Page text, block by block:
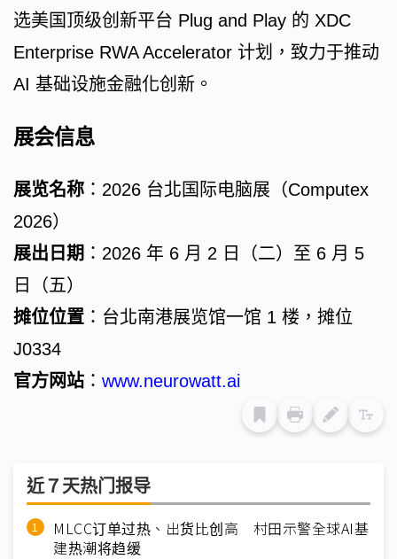
选美国顶级创新平台 Plug and Play 的 XDC
Enterprise RWA Accelerator 计划，致力于推动
AI 基础设施金融化创新。
展会信息
展览名称 ：2026 台北国际电脑展（Computex
2026）
展出日期 ：2026 年 6 月 2 日（二）至 6 月 5
日（五）
摊位位置 ：台北南港展览馆一馆 1 楼，摊位
J0334
官方网站 ： www.neurowatt.ai
近７天热门报导
MLCC订单过热、出货比创高 村田示警全球AI基
建热潮将趋缓